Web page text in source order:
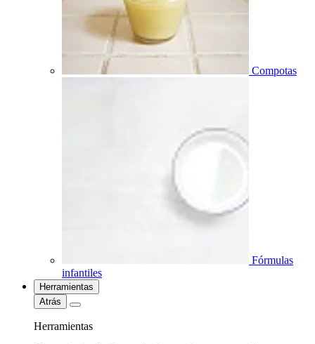
Compotas
Fórmulas
infantiles
Herramientas
Atrás
Herramientas